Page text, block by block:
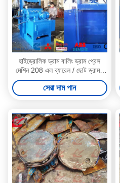
হাইড্রোলিক ড্রাম বালিং ড্রাম প্রেস
মেশিন 208 এল ব্যারেল / ছোট ড্রামস
জন্য
সেরা দাম পান